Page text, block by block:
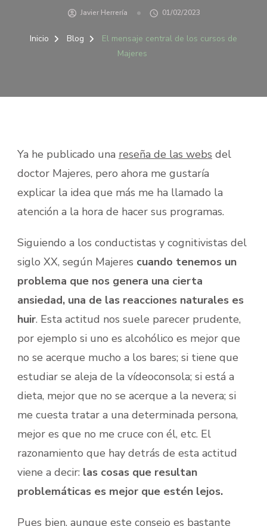
Javier Herrería 01/02/2023
Inicio Blog
El mensaje central de los cursos de
Majeres
Ya he publicado una reseña de las webs del
doctor Majeres, pero ahora me gustaría
explicar la idea que más me ha llamado la
atención a la hora de hacer sus programas.
Siguiendo a los conductistas y cognitivistas del
siglo XX, según Majeres cuando tenemos un
problema que nos genera una cierta
ansiedad, una de las reacciones naturales es
huir. Esta actitud nos suele parecer prudente,
por ejemplo si uno es alcohólico es mejor que
no se acerque mucho a los bares; si tiene que
estudiar se aleja de la vídeoconsola; si está a
dieta, mejor que no se acerque a la nevera; si
me cuesta tratar a una determinada persona,
mejor es que no me cruce con él, etc. El
razonamiento que hay detrás de esta actitud
viene a decir: las cosas que resultan
problemáticas es mejor que estén lejos.
Pues bien, aunque este consejo es bastante